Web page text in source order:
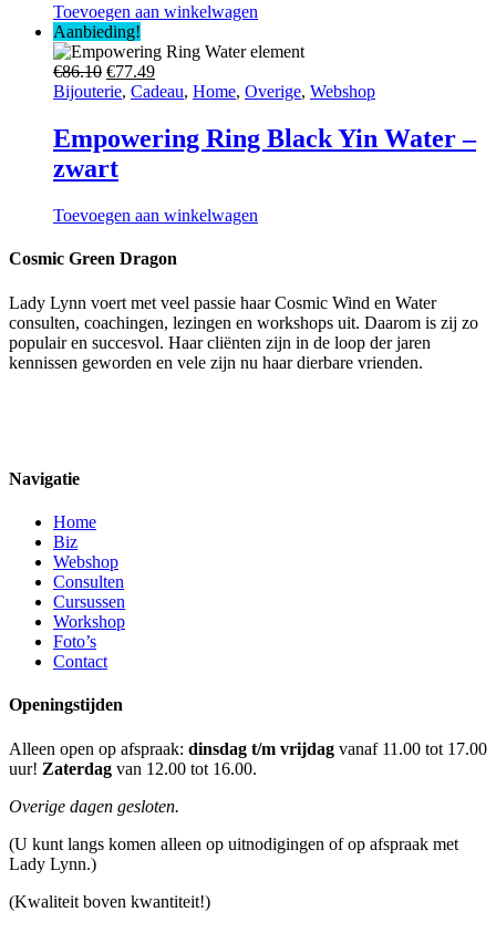
Toevoegen aan winkelwagen
Aanbieding!
€86.10 Oorspronkelijke
prijs
€77.49Huidige
prijs
€77.49.
Bijouterie, Cadeau, Home, Overige, Webshop
Empowering Ring Black Yin Water –
zwart
Toevoegen aan winkelwagen
Cosmic Green Dragon
Lady Lynn voert met veel passie haar Cosmic Wind en Water
consulten, coachingen, lezingen en workshops uit. Daarom is zij zo
populair en succesvol. Haar cliënten zijn in de loop der jaren
kennissen geworden en vele zijn nu haar dierbare vrienden.
Navigatie
Home
Biz
Webshop
Consulten
Cursussen
Workshop
Foto’s
Contact
Openingstijden
Alleen open op afspraak: dinsdag t/m vrijdag vanaf 11.00 tot 17.00
uur! Zaterdag van 12.00 tot 16.00.
Overige dagen gesloten.
(U kunt langs komen alleen op uitnodigingen of op afspraak met
Lady Lynn.)
(Kwaliteit boven kwantiteit!)